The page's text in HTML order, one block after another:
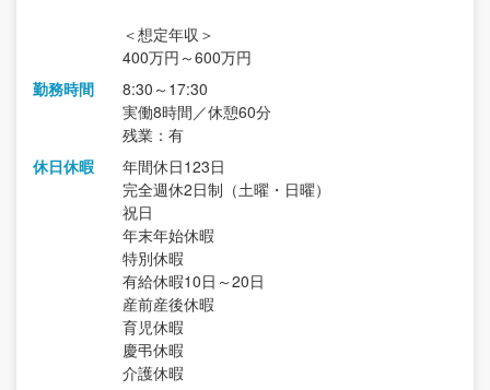
＜想定年収＞
400万円～600万円
勤務時間
8:30～17:30
実働8時間／休憩60分
残業：有
休日休暇
年間休日123日
完全週休2日制（土曜・日曜）
祝日
年末年始休暇
特別休暇
有給休暇10日～20日
産前産後休暇
育児休暇
慶弔休暇
介護休暇